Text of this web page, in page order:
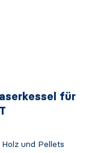
für
und Pellets